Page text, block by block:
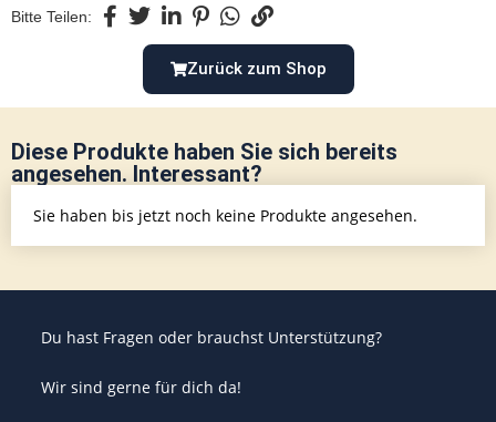
Bitte Teilen:
Zurück zum Shop
Diese Produkte haben Sie sich bereits
angesehen. Interessant?
Sie haben bis jetzt noch keine Produkte angesehen.
Du hast Fragen oder brauchst Unterstützung?
Wir sind gerne für dich da!